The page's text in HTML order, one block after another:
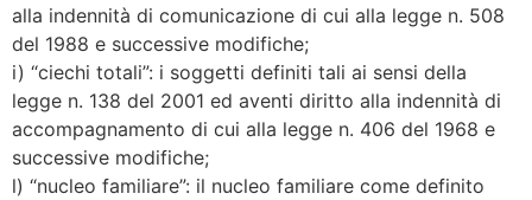
alla indennità di comunicazione di cui alla legge n. 508
del 1988 e successive modifiche;
i) “ciechi totali”: i soggetti definiti tali ai sensi della
legge n. 138 del 2001 ed aventi diritto alla indennità di
accompagnamento di cui alla legge n. 406 del 1968 e
successive modifiche;
l) “nucleo familiare”: il nucleo familiare come definito